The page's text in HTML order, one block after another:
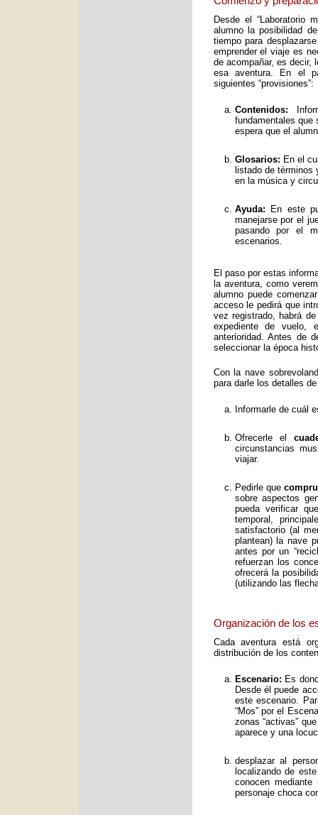
Desde el “Laboratorio
alumno la posibilidad
tiempo para
emprender el viaje es
de acompañar, es decir,
esa aventura. En el
siguientes “provisiones”:
Contenidos:
fundamentales que
espera que el
Glosarios: En el
listado de
en la música y
Ayuda: En este
manejarse por el
pasando por el
escenarios.
El paso por estas
la aventura, como
alumno puede
acceso le pedirá que
vez registrado, habrá
expediente de vuelo,
anterioridad. Antes de
seleccionar la época
Con la nave
para darle los detalles
Informarle de cuál
Ofrecerle el
circunstancias
viajar.
Pedirle que
sobre aspectos
pueda verificar
temporal,
satisfactorio (al
plantean) la nave
antes por un
refuerzan los
ofrecerá la
(utilizando las
Organización de los
Cada aventura está
distribución de los
Escenario: Es
Desde él puede
este escenario.
“Mos” por el
zonas “activas”
aparece y una
desplazar al
localizando de
conocen
personaje choca